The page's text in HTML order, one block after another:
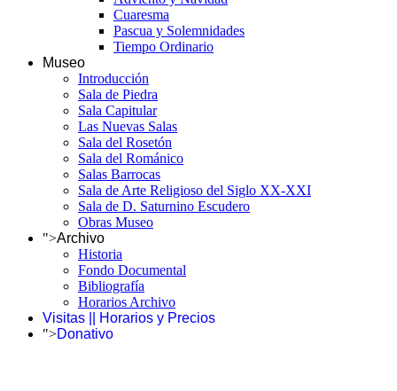
Cuaresma
Pascua y Solemnidades
Tiempo Ordinario
Museo
Introducción
Sala de Piedra
Sala Capitular
Las Nuevas Salas
Sala del Rosetón
Sala del Románico
Salas Barrocas
Sala de Arte Religioso del Siglo XX-XXI
Sala de D. Saturnino Escudero
Obras Museo
">Archivo
Historia
Fondo Documental
Bibliografía
Horarios Archivo
Visitas || Horarios y Precios
">Donativo